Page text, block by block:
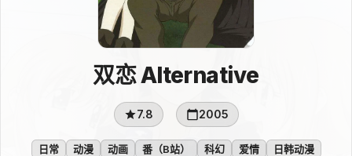
双恋 Alternative
7.8 2005
日常 动漫 动画 番（B站） 科幻 爱情 日韩动漫